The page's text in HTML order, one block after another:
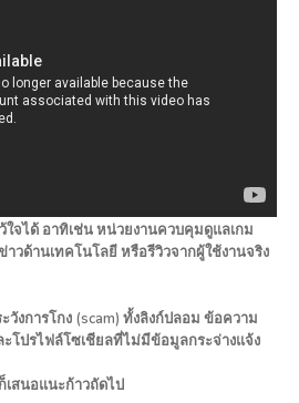
จได้ อาทิเช่น หน่วยงานควบคุมดูแลเกม
วด้านเทคโนโลยี หรือรีวิวจากผู้ใช้งานจริง
งการโกง (scam) ทั้งลิงก์ปลอม ข้อความ
โปรไฟล์โซเชียลที่ไม่มีข้อมูลกระจ่างแจ้ง
สนอแนะก้าวถัดไป